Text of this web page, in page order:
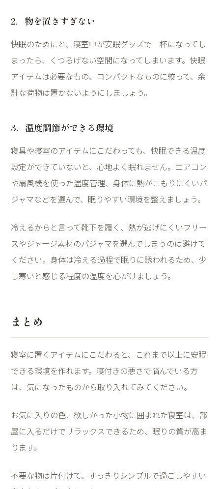
2．物を置きすぎない
快眠のためにと、寝室中が安眠グッズで一杯になってし
まったら、くつろげない空間になってしまいます。快眠
アイテムは必要なもの、コンパクトなものに絞って、余
計な荷物は置かないようにしましょう。
3．温度調節ができる環境
寝具や寝室のアイテムにこだわっても、快眠できる温度
設定ができていないと、心地よく眠れません。エアコン
や扇風機を使った温度管理、身体に熱がこもりにくいパ
ジャマなどを選んで、眠りやすい環境を整えましょう。
冷えるからと言って靴下を履く、熱が逃げにくいフリー
スやジャージ素材のパジャマを選んでしまうのは避けて
ください。身体は冷える過程で眠りに誘われるため、少
し寒いと感じる程度の温度を心がけましょう。
まとめ
寝室に置くアイテムにこだわると、これまで以上に安眠
できる環境を作れます。寝付きの悪さで悩んでいる方
は、気になったものから取り入れてみてください。
お気に入りの色、欲しかった小物に囲まれた寝室は、部
屋に入るだけでリラックスできるため、眠りの質が高ま
ります。
不要な物は片付けて、すっきりシンプルで過ごしやすい